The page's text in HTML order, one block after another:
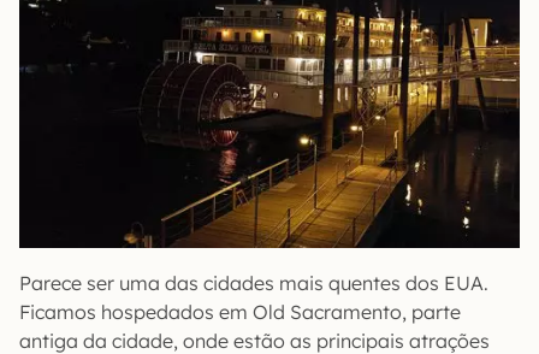
Parece ser uma das cidades mais quentes dos EUA.
Ficamos hospedados em Old Sacramento, parte
antiga da cidade, onde estão as principais atrações